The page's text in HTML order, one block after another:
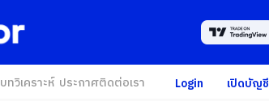
บทวิเคราะห์ ประกาศติดต่อเรา Login เปิดบัญชี